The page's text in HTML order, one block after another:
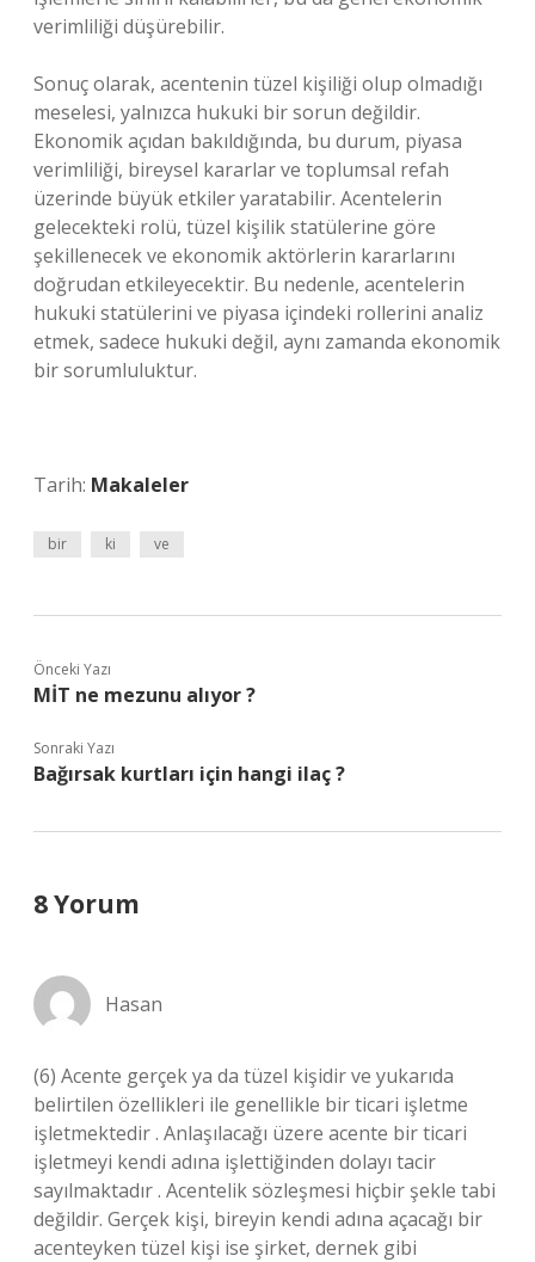
verimliliği düşürebilir.
Sonuç olarak, acentenin tüzel kişiliği olup olmadığı
meselesi, yalnızca hukuki bir sorun değildir.
Ekonomik açıdan bakıldığında, bu durum, piyasa
verimliliği, bireysel kararlar ve toplumsal refah
üzerinde büyük etkiler yaratabilir. Acentelerin
gelecekteki rolü, tüzel kişilik statülerine göre
şekillenecek ve ekonomik aktörlerin kararlarını
doğrudan etkileyecektir. Bu nedenle, acentelerin
hukuki statülerini ve piyasa içindeki rollerini analiz
etmek, sadece hukuki değil, aynı zamanda ekonomik
bir sorumluluktur.
Tarih: Makaleler
bir ki ve
Önceki Yazı
MİT ne mezunu alıyor ?
Sonraki Yazı
Bağırsak kurtları için hangi ilaç ?
8 Yorum
Hasan
(6) Acente gerçek ya da tüzel kişidir ve yukarıda
belirtilen özellikleri ile genellikle bir ticari işletme
işletmektedir . Anlaşılacağı üzere acente bir ticari
işletmeyi kendi adına işlettiğinden dolayı tacir
sayılmaktadır . Acentelik sözleşmesi hiçbir şekle tabi
değildir. Gerçek kişi, bireyin kendi adına açacağı bir
acenteyken tüzel kişi ise şirket, dernek gibi